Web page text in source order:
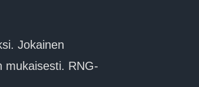
Jokainen
mukaisesti. RNG-